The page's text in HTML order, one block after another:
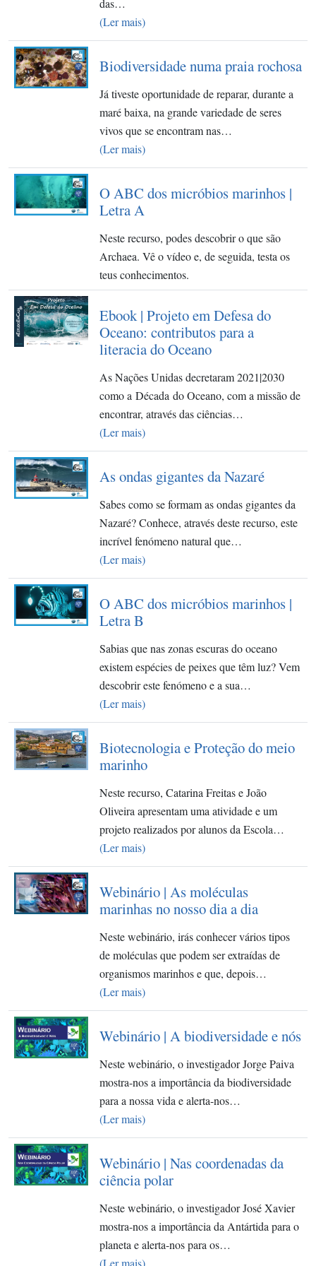
(Ler mais)
Biodiversidade numa praia rochosa
Já tiveste oportunidade de reparar, durante a
maré baixa, na grande variedade de seres
vivos que se encontram nas…
(Ler mais)
O ABC dos micróbios marinhos |
Letra A
Neste recurso, podes descobrir o que são
Archaea. Vê o vídeo e, de seguida, testa os
teus conhecimentos.
Ebook | Projeto em Defesa do
Oceano: contributos para a
literacia do Oceano
As Nações Unidas decretaram 2021|2030
como a Década do Oceano, com a missão de
encontrar, através das ciências…
(Ler mais)
As ondas gigantes da Nazaré
Sabes como se formam as ondas gigantes da
Nazaré? Conhece, através deste recurso, este
incrível fenómeno natural que…
(Ler mais)
O ABC dos micróbios marinhos |
Letra B
Sabias que nas zonas escuras do oceano
existem espécies de peixes que têm luz? Vem
descobrir este fenómeno e a sua…
(Ler mais)
Biotecnologia e Proteção do meio
marinho
Neste recurso, Catarina Freitas e João
Oliveira apresentam uma atividade e um
projeto realizados por alunos da Escola…
(Ler mais)
Webinário | As moléculas
marinhas no nosso dia a dia
Neste webinário, irás conhecer vários tipos
de moléculas que podem ser extraídas de
organismos marinhos e que, depois…
(Ler mais)
Webinário | A biodiversidade e nós
Neste webinário, o investigador Jorge Paiva
mostra-nos a importância da biodiversidade
para a nossa vida e alerta-nos…
(Ler mais)
Webinário | Nas coordenadas da
ciência polar
Neste webinário, o investigador José Xavier
mostra-nos a importância da Antártida para o
planeta e alerta-nos para os…
(Ler mais)